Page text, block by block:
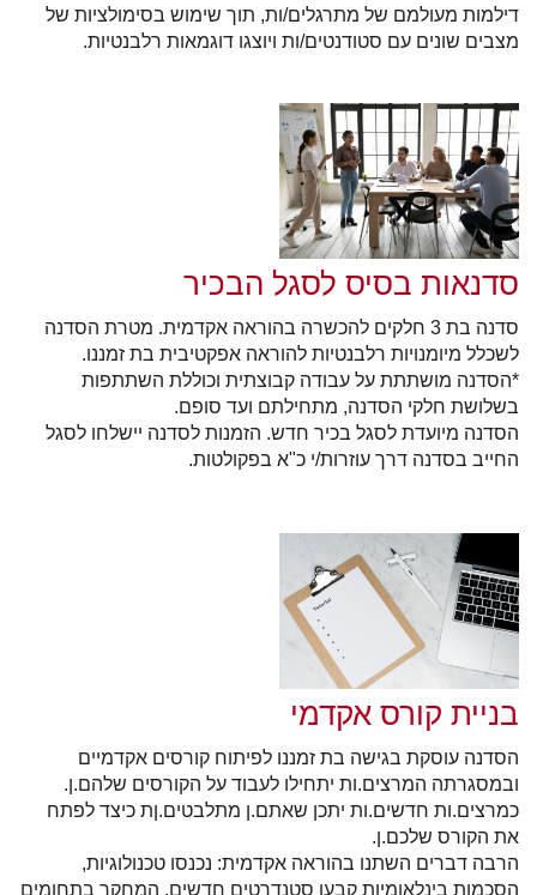
דילמות מעולמם של מתרגלים/ות, תוך שימוש בסימולציות של
מצבים שונים עם סטודנטים/ות ויוצגו דוגמאות רלבנטיות.
סדנאות בסיס לסגל הבכיר
סדנה בת 3 חלקים להכשרה בהוראה אקדמית. מטרת הסדנה
לשכלל מיומנויות רלבנטיות להוראה אפקטיבית בת זמננו.
*הסדנה מושתתת על עבודה קבוצתית וכוללת השתתפות
בשלושת חלקי הסדנה, מתחילתם ועד סופם.
הסדנה מיועדת לסגל בכיר חדש. הזמנות לסדנה יישלחו לסגל
החייב בסדנה דרך עוזרות/י כ"א בפקולטות.
בניית קורס אקדמי
הסדנה עוסקת בגישה בת זמננו לפיתוח קורסים אקדמיים
ובמסגרתה המרצים.ות יתחילו לעבוד על הקורסים שלהם.ן.
כמרצים.ות חדשים.ות יתכן שאתם.ן מתלבטים.ןת כיצד לפתח
את הקורס שלכם.ן.
הרבה דברים השתנו בהוראה אקדמית: נכנסו טכנולוגיות,
הסכמות בינלאומיות קבעו סטנדרטים חדשים, המחקר בתחומים